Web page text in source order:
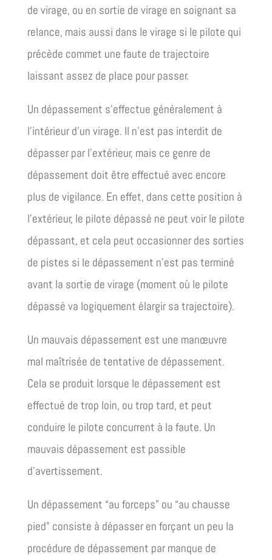
de virage, ou en sortie de virage en soignant sa
relance, mais aussi dans le virage si le pilote qui
précède commet une faute de trajectoire
laissant assez de place pour passer.
Un dépassement s’effectue généralement à
l’intérieur d’un virage. Il n’est pas interdit de
dépasser par l’extérieur, mais ce genre de
dépassement doit être effectué avec encore
plus de vigilance. En effet, dans cette position à
l’extérieur, le pilote dépassé ne peut voir le pilote
dépassant, et cela peut occasionner des sorties
de pistes si le dépassement n’est pas terminé
avant la sortie de virage (moment où le pilote
dépassé va logiquement élargir sa trajectoire).
Un mauvais dépassement est une manœuvre
mal maîtrisée de tentative de dépassement.
Cela se produit lorsque le dépassement est
effectué de trop loin, ou trop tard, et peut
conduire le pilote concurrent à la faute. Un
mauvais dépassement est passible
d’avertissement.
Un dépassement “au forceps” ou “au chausse
pied” consiste à dépasser en forçant un peu la
procédure de dépassement par manque de